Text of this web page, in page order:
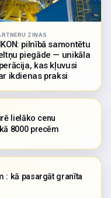
ZIŅAS
pilnībā samontētu
piegāde — unikāla
kas kļuvusi
ikdienas praksi
lielāko cenu
8000 precēm
: kā pasargāt granīta